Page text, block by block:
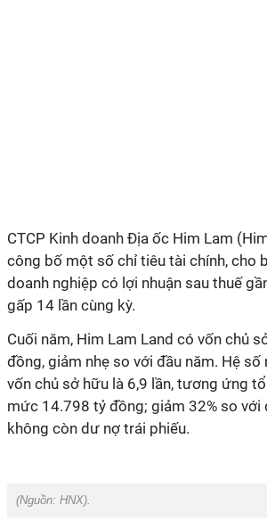
CTCP Kinh doanh Địa ốc Him Lam
công bố một số chỉ tiêu tài chính, cho
doanh nghiệp có lợi nhuận sau thuế
gấp 14 lần cùng kỳ.
Cuối năm, Him Lam Land có vốn chủ
đồng, giảm nhẹ so với đầu năm. Hệ số
vốn chủ sở hữu là 6,9 lần, tương ứng
mức 14.798 tỷ đồng; giảm 32% so với
không còn dư nợ trái phiếu.
(Nguồn: HNX).